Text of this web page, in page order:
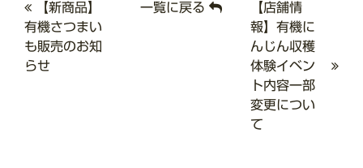
【新商品】
有機さつまい
も販売のお知
らせ
一覧に戻る
【店舗情
報】有機に
んじん収穫
体験イベン
ト内容一部
変更につい
て